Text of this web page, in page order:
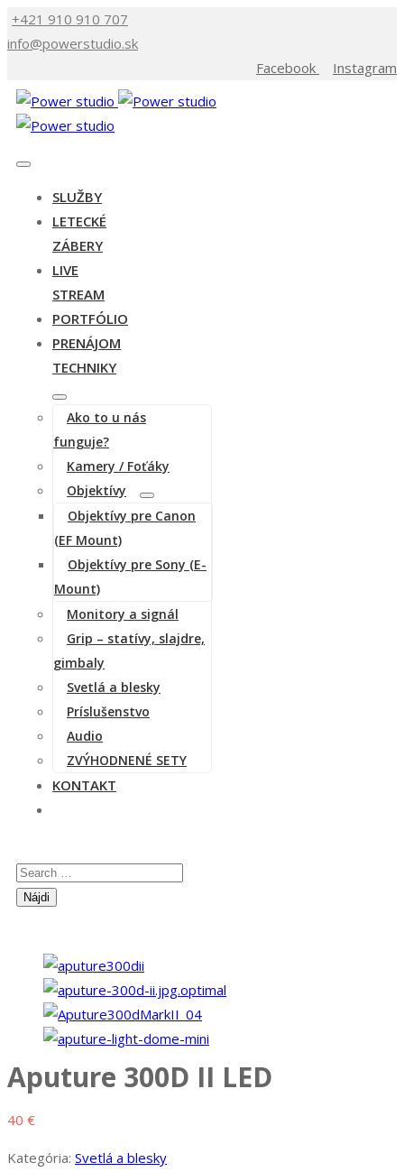
+421 910 910 707
info@powerstudio.sk
Facebook
Instagram
SLUŽBY
LETECKÉ
ZÁBERY
LIVE
STREAM
PORTFÓLIO
PRENÁJOM
TECHNIKY
Ako to u nás
funguje?
Kamery / Foťáky
Objektívy
Objektívy pre Canon
(EF Mount)
Objektívy pre Sony (E-
Mount)
Monitory a signál
Grip – statívy, slajdre,
gimbaly
Svetlá a blesky
Príslušenstvo
Audio
ZVÝHODNENÉ SETY
KONTAKT
Aputure 300D II LED
40 €
Kategória: Svetlá a blesky